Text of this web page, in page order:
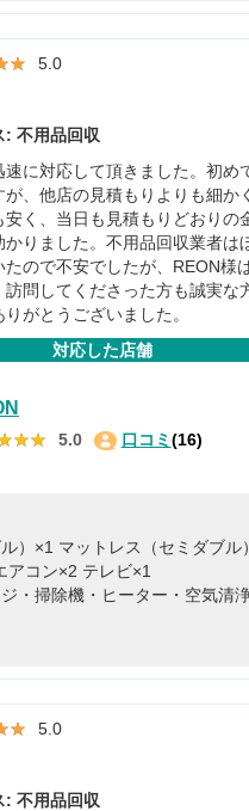
5.0
: 不用品回収
速に対応して頂きました。初め
が、他店の見積もりよりも細か
安く、当日も見積もりどおりの
かりました。不用品回収業者は
たので不安でしたが、REON様
訪問してくださった方も誠実な
がとうございました。
対応した店舗
5.0 口コミ (16)
）×1 マットレス（セミダブル
アコン×2 テレビ×1
・掃除機・ヒーター・空気清浄
5.0
: 不用品回収